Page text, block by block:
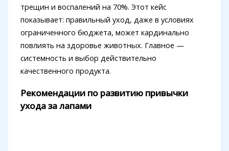
трещин и воспалений на 70%. Этот кейс
показывает: правильный уход, даже в условиях
ограниченного бюджета, может кардинально
повлиять на здоровье животных. Главное —
системность и выбор действительно
качественного продукта.
Рекомендации по развитию привычки
ухода за лапами